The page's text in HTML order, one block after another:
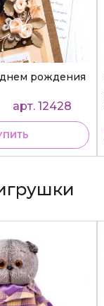
рождения
арт. 12428